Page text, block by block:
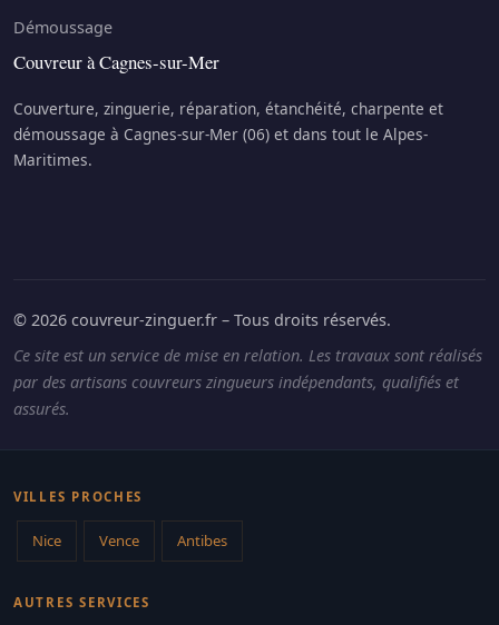
Démoussage
Couvreur à Cagnes-sur-Mer
Couverture, zinguerie, réparation, étanchéité, charpente et
démoussage à Cagnes-sur-Mer (06) et dans tout le Alpes-
Maritimes.
© 2026 couvreur-zinguer.fr – Tous droits réservés.
Ce site est un service de mise en relation. Les travaux sont réalisés
par des artisans couvreurs zingueurs indépendants, qualifiés et
assurés.
VILLES PROCHES
Nice Vence Antibes
AUTRES SERVICES